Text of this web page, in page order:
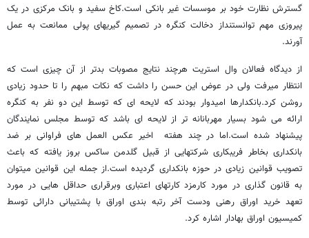
گسترش نظارت خود بر موسسات غیر بانکی است.کاخ سفید و بانک مرکزی در یک
پیروزی مهم توانستنداز دخالت کنگره در تصمیم گیریهای پولی ممانعت به عمل
آورند.
از دیدگاه فعالان وال استریت هرچند نتایج مصوبات بدتر از آن چیزی است که
انتظار میرفت ولی در عوض این حسن را داشت که نکات مبهم را تا حدود زیادی
روشن کرد.بانکدارها امیدوار بودند که لایحه ای که توسط این دو نفر به کنگره
ارائه می شود بسیار مهربانانه تر از لایحه ای باشد که توسط مجلس نمایندگان
پیشنهاد شده است.اما در چند هفته اخیر عکس العمل های فراوانی بر ضد
بانکداری بخاطر فریبکاری شرکتهایی از قبیل گلدمن ساکس بروز یافته که باعث
تصویب قوانین زیادی در حوزه بانکداری گردیده است.از جمله این قوانین میتوان
به قانون گذاری در مورد کارمزد کارتهای اعتباری وبرقراری حداقل هایی در مورد
تعهد خرید اوراق رهنی ودست آخر رتبه بندی اوراق با پشتیبانی دارائی توسط
کمیسیون اوراق بهادار اشاره کرد.